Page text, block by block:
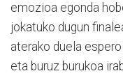
emozioa egonda
jokatuko dugun
aterako duela espero
eta buruz burukoa